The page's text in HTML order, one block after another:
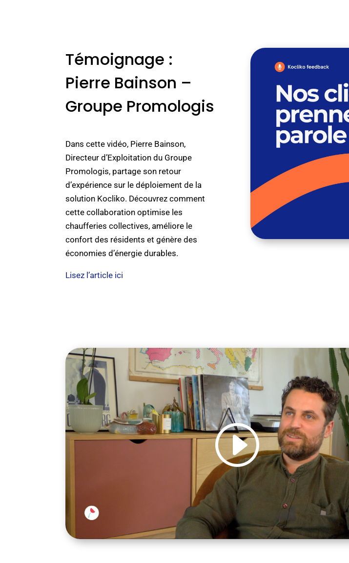
Témoignage :
Pierre Bainson –
Groupe Promologis
Dans cette vidéo, Pierre Bainson,
Directeur d’Exploitation du Groupe
Promologis, partage son retour
d’expérience sur le déploiement de la
solution Kocliko. Découvrez comment
cette collaboration optimise les
chaufferies collectives, améliore le
confort des résidents et génère des
économies d’énergie durables.
Lisez l’article ici